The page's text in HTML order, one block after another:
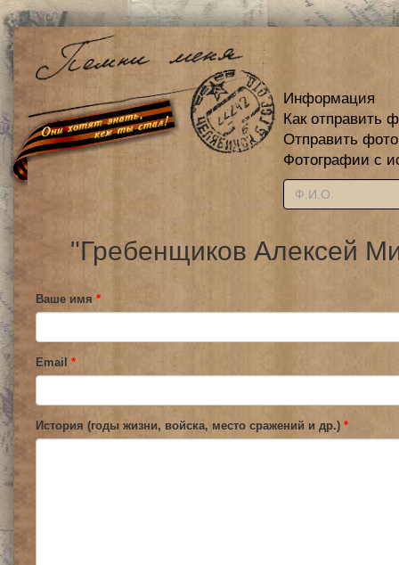
Информация
Как отправить
Отправить
Фотографии с
"Гребенщиков Алексей
Ваше имя *
Email *
История (годы жизни, войска, место сражений и др.) *